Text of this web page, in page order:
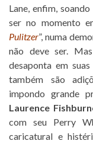
Lane, enfim,
ser no momento
Pulitzer”, numa
não deve ser.
desaponta em
também são
impondo grande
Laurence
com seu Perry
caricatural e